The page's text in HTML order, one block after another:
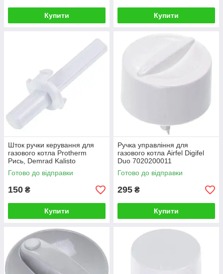
Купити Купити
Шток ручки керування для
газового котла Protherm
Рись, Demrad Kalisto
D003200089-01
Готово до відправки
150 ₴
Купити
Ручка управління для
газового котла Airfel Digifel
Duo 7020200011
Готово до відправки
295 ₴
Купити